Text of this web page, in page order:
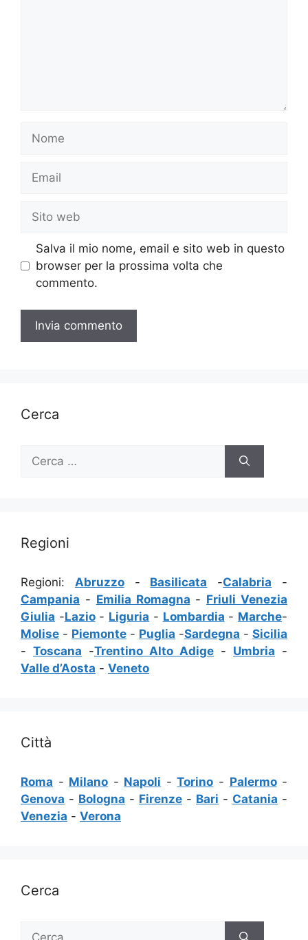
Nome
Email
Sito
web
Salva il mio nome, email e sito web in questo
browser per la prossima volta che
commento.
Cerca
per:
Regioni
Regioni: Abruzzo- Basilicata -Calabria -
Campania - Emilia Romagna - Friuli Venezia
Giulia -Lazio- Liguria - Lombardia - Marche-
Molise - Piemonte - Puglia -Sardegna - Sicilia
- Toscana -Trentino Alto Adige - Umbria -
Valle d’Aosta - Veneto
Città
Roma - Milano - Napoli -Torino - Palermo-
Genova - Bologna - Firenze - Bari - Catania -
Venezia - Verona
Cerca